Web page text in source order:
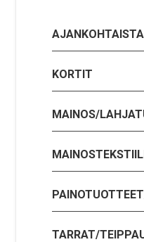
AJANKOHTAISTA
KORTIT
MAINOS/
TARRAT/